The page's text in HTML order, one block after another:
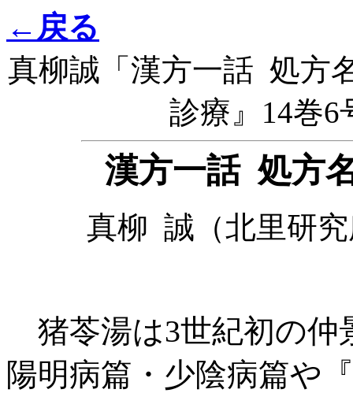
←戻る
真柳誠「漢方一話 処方
診療』14巻6
漢方一話 処方
真柳 誠（北里研
猪苓湯は3世紀初の仲
陽明病篇・少陰病篇や